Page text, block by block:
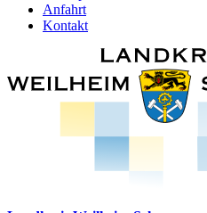
Anfahrt
Kontakt